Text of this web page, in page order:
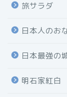
旅サラダ
日本人のお
日本最強の
明石家紅白